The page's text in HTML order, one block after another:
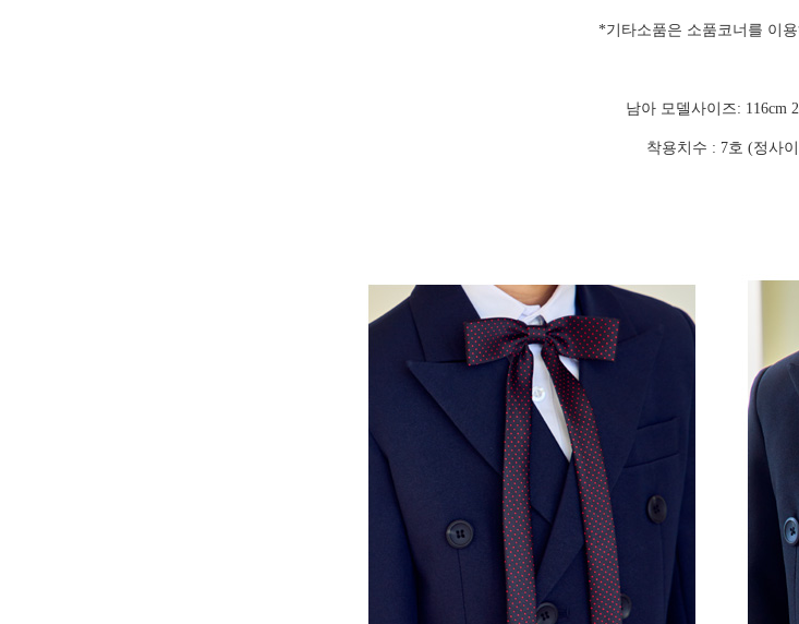
*기타소품은 소품코너를 이
남아 모델사이즈: 116cm
착용치수 : 7호 (정사